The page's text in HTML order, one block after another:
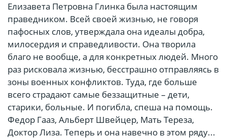
Елизавета Петровна Глинка была настоящим
праведником. Всей своей жизнью, не говоря
пафосных слов, утверждала она идеалы добра,
милосердия и справедливости. Она творила
благо не вообще, а для конкретных людей. Много
раз рисковала жизнью, бесстрашно отправляясь в
зоны военных конфликтов. Туда, где больше
всего страдают самые беззащитные – дети,
старики, больные. И погибла, спеша на помощь.
Федор Гааз, Альберт Швейцер, Мать Тереза,
Доктор Лиза. Теперь и она навечно в этом ряду...